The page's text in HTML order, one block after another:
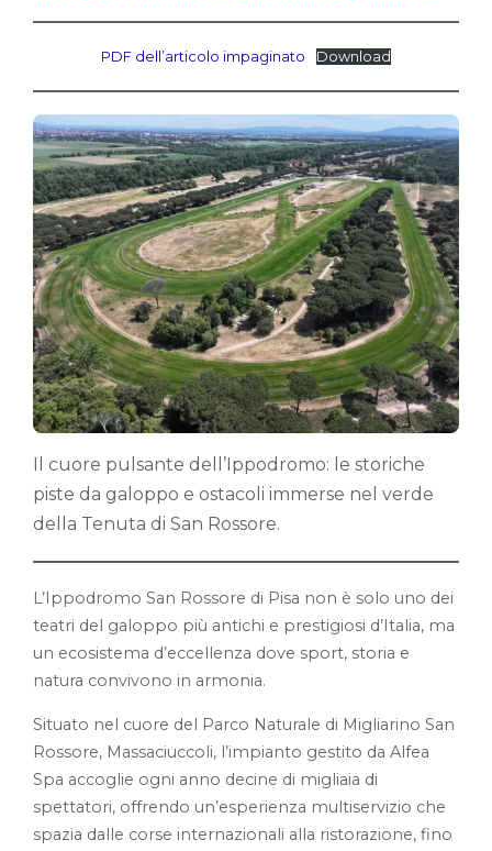
PDF dell’articolo impaginato Download
Il cuore pulsante dell’Ippodromo: le storiche
piste da galoppo e ostacoli immerse nel verde
della Tenuta di San Rossore.
L’Ippodromo San Rossore di Pisa non è solo uno dei
teatri del galoppo più antichi e prestigiosi d’Italia, ma
un ecosistema d’eccellenza dove sport, storia e
natura convivono in armonia.
Situato nel cuore del Parco Naturale di Migliarino San
Rossore, Massaciuccoli, l’impianto gestito da Alfea
Spa accoglie ogni anno decine di migliaia di
spettatori, offrendo un’esperienza multiservizio che
spazia dalle corse internazionali alla ristorazione, fino